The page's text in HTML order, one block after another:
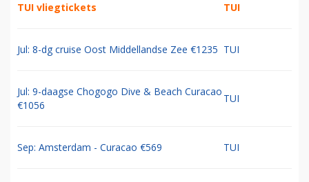
TUI vliegtickets TUI
Jul: 8-dg cruise Oost Middellandse Zee €1235 TUI
Jul: 9-daagse Chogogo Dive & Beach Curacao
€1056
TUI
Sep: Amsterdam - Curacao €569 TUI